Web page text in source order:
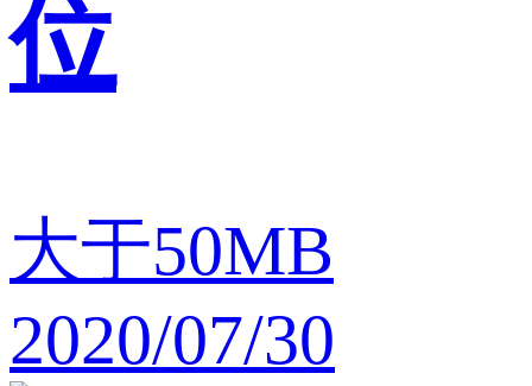
位
大于50MB
2020/07/30